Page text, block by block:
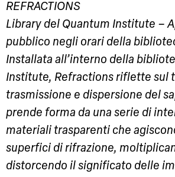
REFRACTIONS
Library del Quantum Institute –
pubblico negli orari della
Installata all’interno della
Institute, Refractions riflette sul
trasmissione e dispersione del
prende forma da una serie di
materiali trasparenti che
superfici di rifrazione,
distorcendo il significato delle